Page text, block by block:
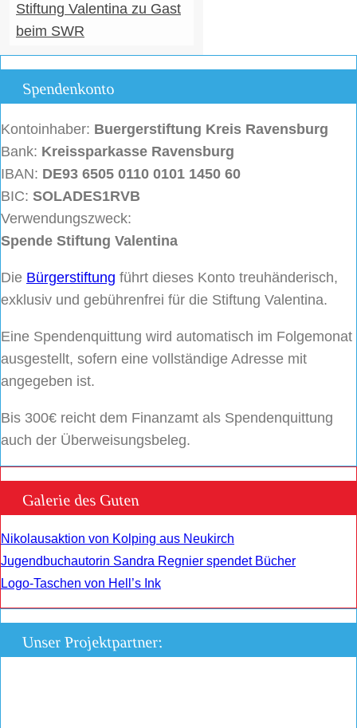
Stiftung Valentina zu Gast
beim SWR
Spendenkonto
Kontoinhaber: Buergerstiftung Kreis Ravensburg
Bank: Kreissparkasse Ravensburg
IBAN: DE93 6505 0110 0101 1450 60
BIC: SOLADES1RVB
Verwendungszweck:
Spende Stiftung Valentina
Die Bürgerstiftung führt dieses Konto treuhänderisch,
exklusiv und gebührenfrei für die Stiftung Valentina.
Eine Spendenquittung wird automatisch im Folgemonat
ausgestellt, sofern eine vollständige Adresse mit
angegeben ist.
Bis 300€ reicht dem Finanzamt als Spendenquittung
auch der Überweisungsbeleg.
Galerie des Guten
Nikolausaktion von Kolping aus Neukirch
Jugendbuchautorin Sandra Regnier spendet Bücher
Logo-Taschen von Hell’s Ink
Unser Projektpartner: